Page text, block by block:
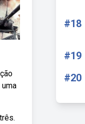
#18
#19
#20